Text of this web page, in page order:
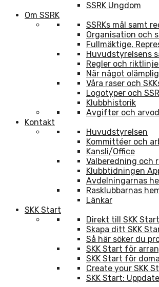
SSRK Ungdom
Om SSRK
SSRKs mål samt
Organisation och
Fullmäktige,
Huvudstyrelsens
Regler och
När något
Våra raser och
Logotyper och
Klubbhistorik
Avgifter och
Kontakt
Huvudstyrelsen
Kommittéer och
Kansli/Office
Valberedning och
Klubbtidningen
Avdelningarnas
Rasklubbarnas
Länkar
SKK Start
Direkt till SKK Start
Skapa ditt SKK
Så här söker du
SKK Start för
SKK Start för
Create your SKK
SKK Start: